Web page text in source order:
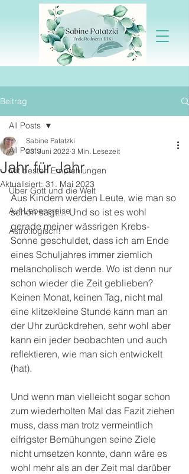
Beitrag
All Posts
Mit besten Empfehlungen
Über Gott und die Welt
Auf Lebensreise
Astro:logisch!
All Posts
Jahr für Jahr
Sabine Patatzki
23. Juni 2022 3 Min. Lesezeit
Aktualisiert: 31. Mai 2023
Aus Kindern werden Leute, wie man so
schön sagt… Und so ist es wohl
gerade meiner wässrigen Krebs-
Sonne geschuldet, dass ich am Ende
eines Schuljahres immer ziemlich
melancholisch werde. Wo ist denn nur
schon wieder die Zeit geblieben?
Keinen Monat, keinen Tag, nicht mal
eine klitzekleine Stunde kann man an
der Uhr zurückdrehen, sehr wohl aber
kann ein jeder beobachten und auch
reflektieren, wie man sich entwickelt
(hat).
Und wenn man vielleicht sogar schon
zum wiederholten Mal das Fazit ziehen
muss, dass man trotz vermeintlich
eifrigster Bemühungen seine Ziele
nicht umsetzen konnte, dann wäre es
wohl mehr als an der Zeit mal darüber